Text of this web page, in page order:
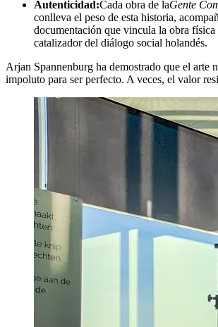
Autenticidad:Cada obra de laGente
conlleva el peso de esta historia,
documentación que vincula la obra física
catalizador del diálogo social holandés.
Arjan Spannenburg ha demostrado que el arte
impoluto para ser perfecto. A veces, el valor